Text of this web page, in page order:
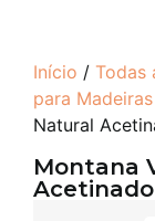
Início / Todas
para
Natural
Montana
Acetinado